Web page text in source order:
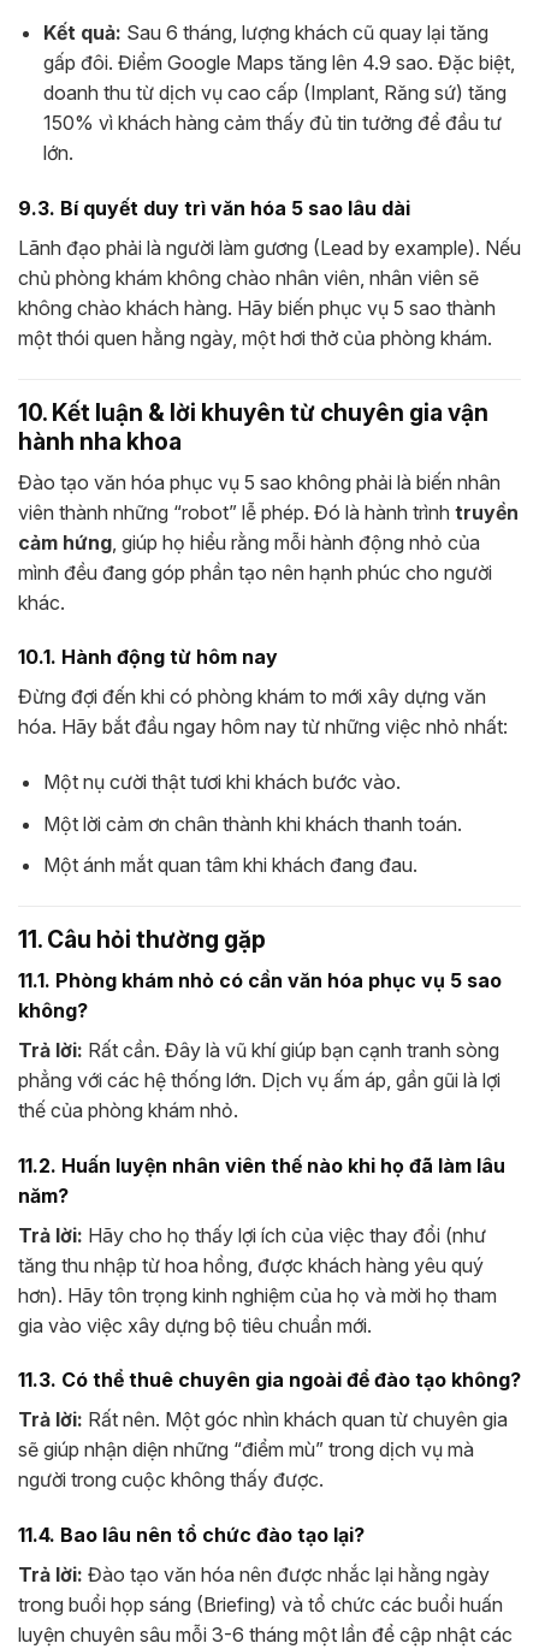
Kết quả: Sau 6 tháng, lượng khách cũ quay lại tăng
gấp đôi. Điểm Google Maps tăng lên 4.9 sao. Đặc biệt,
doanh thu từ dịch vụ cao cấp (Implant, Răng sứ) tăng
150% vì khách hàng cảm thấy đủ tin tưởng để đầu tư
lớn.
9.3. Bí quyết duy trì văn hóa 5 sao lâu dài
Lãnh đạo phải là người làm gương (Lead by example). Nếu
chủ phòng khám không chào nhân viên, nhân viên sẽ
không chào khách hàng. Hãy biến phục vụ 5 sao thành
một thói quen hằng ngày, một hơi thở của phòng khám.
10. Kết luận & lời khuyên từ chuyên gia vận
hành nha khoa
Đào tạo văn hóa phục vụ 5 sao không phải là biến nhân
viên thành những “robot” lễ phép. Đó là hành trình truyền
cảm hứng , giúp họ hiểu rằng mỗi hành động nhỏ của
mình đều đang góp phần tạo nên hạnh phúc cho người
khác.
10.1. Hành động từ hôm nay
Đừng đợi đến khi có phòng khám to mới xây dựng văn
hóa. Hãy bắt đầu ngay hôm nay từ những việc nhỏ nhất:
Một nụ cười thật tươi khi khách bước vào.
Một lời cảm ơn chân thành khi khách thanh toán.
Một ánh mắt quan tâm khi khách đang đau.
11. Câu hỏi thường gặp
11.1. Phòng khám nhỏ có cần văn hóa phục vụ 5 sao
không?
Trả lời: Rất cần. Đây là vũ khí giúp bạn cạnh tranh sòng
phẳng với các hệ thống lớn. Dịch vụ ấm áp, gần gũi là lợi
thế của phòng khám nhỏ.
11.2. Huấn luyện nhân viên thế nào khi họ đã làm lâu
năm?
Trả lời: Hãy cho họ thấy lợi ích của việc thay đổi (như
tăng thu nhập từ hoa hồng, được khách hàng yêu quý
hơn). Hãy tôn trọng kinh nghiệm của họ và mời họ tham
gia vào việc xây dựng bộ tiêu chuẩn mới.
11.3. Có thể thuê chuyên gia ngoài để đào tạo không?
Trả lời: Rất nên. Một góc nhìn khách quan từ chuyên gia
sẽ giúp nhận diện những “điểm mù” trong dịch vụ mà
người trong cuộc không thấy được.
11.4. Bao lâu nên tổ chức đào tạo lại?
Trả lời: Đào tạo văn hóa nên được nhắc lại hằng ngày
trong buổi họp sáng (Briefing) và tổ chức các buổi huấn
luyện chuyên sâu mỗi 3-6 tháng một lần để cập nhật các